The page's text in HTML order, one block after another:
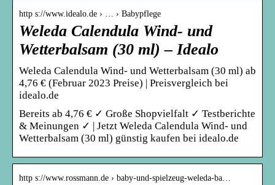
http s://www.idealo.de › … › Babypflege
Weleda Calendula Wind- und
Wetterbalsam (30 ml) – Idealo
Weleda Calendula Wind- und Wetterbalsam (30 ml) ab
4,76 € (Februar 2023 Preise) | Preisvergleich bei
idealo.de
Bereits ab 4,76 € ✓ Große Shopvielfalt ✓ Testberichte
& Meinungen ✓ | Jetzt Weleda Calendula Wind- und
Wetterbalsam (30 ml) günstig kaufen bei idealo.de
http s://www.rossmann.de › baby-und-spielzeug-weleda-ba…